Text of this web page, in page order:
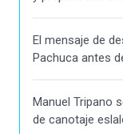
El mensaje de
Pachuca antes
Manuel Tripano
de canotaje